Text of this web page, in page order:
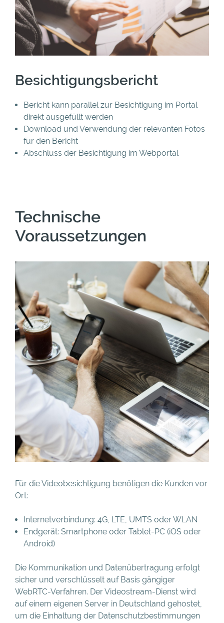
Besichtigungsbericht
Bericht kann parallel zur Besichtigung im Portal
direkt ausgefüllt werden
Download und Verwendung der relevanten Fotos
für den Bericht
Abschluss der Besichtigung im Webportal
Technische
Voraussetzungen
Für die Videobesichtigung benötigen die Kunden vor
Ort:
Internetverbindung: 4G, LTE, UMTS oder WLAN
Endgerät: Smartphone oder Tablet-PC (iOS oder
Android)
Die Kommunikation und Datenübertragung erfolgt
sicher und verschlüsselt auf Basis gängiger
WebRTC-Verfahren. Der Videostream-Dienst wird
auf einem eigenen Server in Deutschland gehostet,
um die Einhaltung der Datenschutzbestimmungen